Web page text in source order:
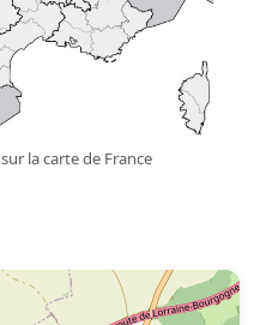
sur la carte de France